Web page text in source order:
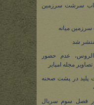
سرشت سرزمین
میانه
شد
عدم حضور
مجله امپایر
پلید در پشت صحنه
فصل سوم سریال